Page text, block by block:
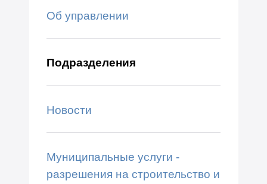
Об управлении
Подразделения
Новости
Муниципальные услуги -
разрешения на строительство и